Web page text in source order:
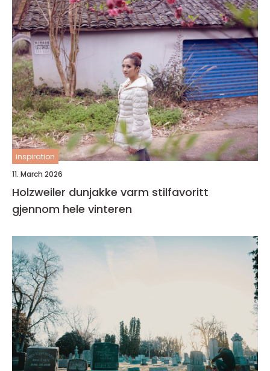
inspiration
11. March 2026
Holzweiler dunjakke varm stilfavoritt
gjennom hele vinteren